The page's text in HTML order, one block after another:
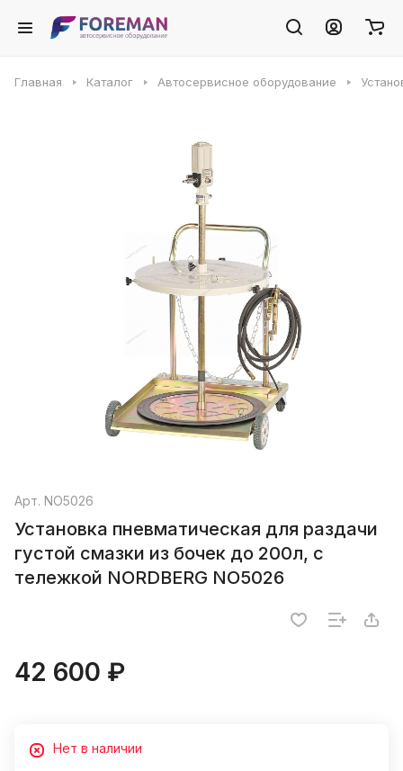
Главная Каталог Автосервисное оборудование
Арт. NO5026
Установка пневматическая для раздачи
густой смазки из бочек до 200л, с
тележкой NORDBERG NO5026
42 600 ₽
Нет в наличии